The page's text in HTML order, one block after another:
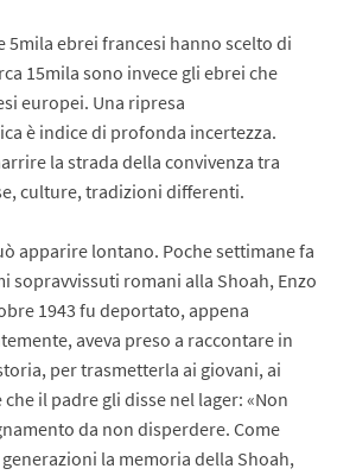
5mila ebrei francesi hanno scelto di
15mila sono invece gli ebrei che
europei. Una ripresa
è indice di profonda incertezza.
la strada della convivenza tra
culture, tradizioni differenti.
apparire lontano. Poche settimane fa
sopravvissuti romani alla Shoah, Enzo
1943 fu deportato, appena
aveva preso a raccontare in
per trasmetterla ai giovani, ai
il padre gli disse nel lager: «Non
da non disperdere. Come
la memoria della Shoah,